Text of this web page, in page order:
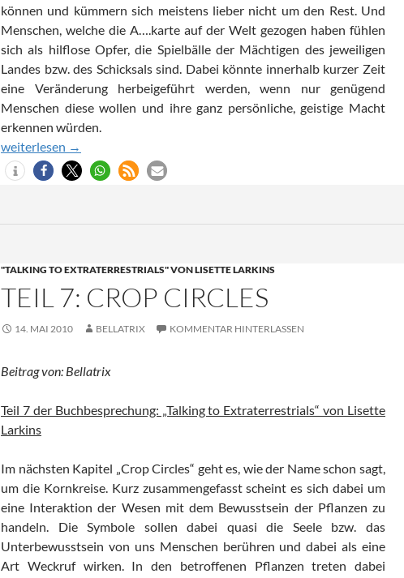
können und kümmern sich meistens lieber nicht um den Rest. Und
Menschen, welche die A….karte auf der Welt gezogen haben fühlen
sich als hilflose Opfer, die Spielbälle der Mächtigen des jeweiligen
Landes bzw. des Schicksals sind. Dabei könnte innerhalb kurzer Zeit
eine Veränderung herbeigeführt werden, wenn nur genügend
Menschen diese wollen und ihre ganz persönliche, geistige Macht
erkennen würden.
Teil 6: Money and Miracles
weiterlesen →
"TALKING TO EXTRATERRESTRIALS" VON LISETTE LARKINS
TEIL 7: CROP CIRCLES
14. MAI 2010 BELLATRIX KOMMENTAR HINTERLASSEN
Beitrag von: Bellatrix
Teil 7 der Buchbesprechung: „Talking to Extraterrestrials“ von Lisette
Larkins
Im nächsten Kapitel „Crop Circles“ geht es, wie der Name schon sagt,
um die Kornkreise. Kurz zusammengefasst scheint es sich dabei um
eine Interaktion der Wesen mit dem Bewusstsein der Pflanzen zu
handeln. Die Symbole sollen dabei quasi die Seele bzw. das
Unterbewusstsein von uns Menschen berühren und dabei als eine
Art Weckruf wirken. In den betroffenen Pflanzen treten dabei